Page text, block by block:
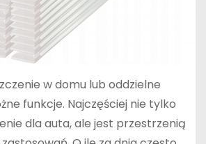
w domu lub oddzielne
funkcje. Najczęściej nie tylko
dla auta, ale jest przestrzenią